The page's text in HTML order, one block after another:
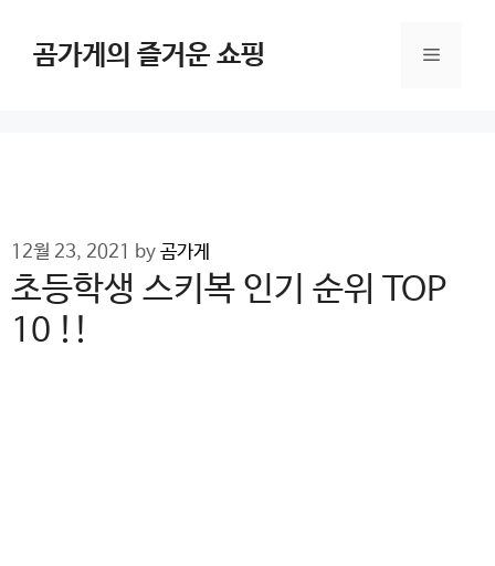
content곰가게의 즐거운 쇼핑 Menu
12월 23, 2021 by 곰가게
초등학생 스키복 인기 순위 TOP
10 !!